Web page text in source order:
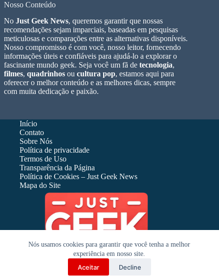
Nós usamos cookies para garantir que você tenha a melhor
experiência em nosso site.
Aceitar Decline
Nosso Conteúdo
No Just Geek News, queremos garantir que nossas
recomendações sejam imparciais, baseadas em pesquisas
meticulosas e comparações entre as alternativas disponíveis.
Nosso compromisso é com você, nosso leitor, fornecendo
informações úteis e confiáveis para ajudá-lo a explorar o
fascinante mundo geek. Seja você um fã de tecnologia,
filmes, quadrinhos ou cultura pop, estamos aqui para
oferecer o melhor conteúdo e as melhores dicas, sempre
com muita dedicação e paixão.
Início
Contato
Sobre Nós
Política de privacidade
Termos de Uso
Transparência da Página
Política de Cookies – Just Geek News
Mapa do Site
Copyright © 2025 - Todos os Direitos Reservados Just